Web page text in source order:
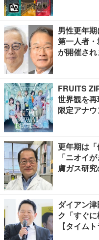
男性更年期
第一人者
が開催され
FRUITS
世界観を
限定アナウ
更年期は
「ニオイ
膚ガス研究
ダイアン
ク「すぐ
【タイム